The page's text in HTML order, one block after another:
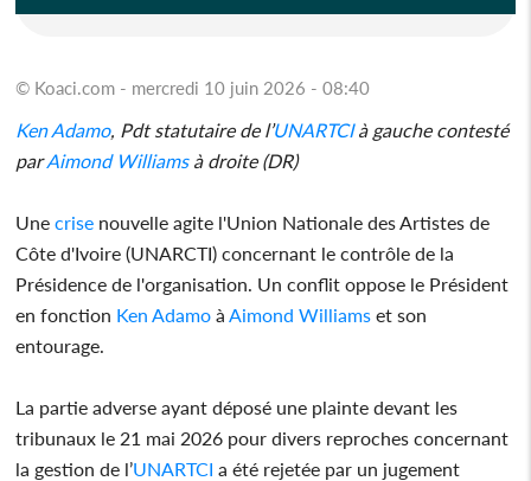
© Koaci.com - mercredi 10 juin 2026 - 08:40
Ken Adamo, Pdt statutaire de l’UNARTCIà gauche contesté
parAimond Williamsà droite (DR)
Unecrise nouvelle agite l'Union Nationale des Artistes de
Côte d'Ivoire (UNARCTI) concernant le contrôle de la
Présidence de l'organisation. Un conflit oppose le Président
en fonction Ken Adamo à Aimond Williams et son
entourage.
La partie adverse ayant déposé une plainte devant les
tribunaux le 21 mai 2026 pour divers reproches concernant
la gestion de l’UNARTCI a été rejetée par un jugement